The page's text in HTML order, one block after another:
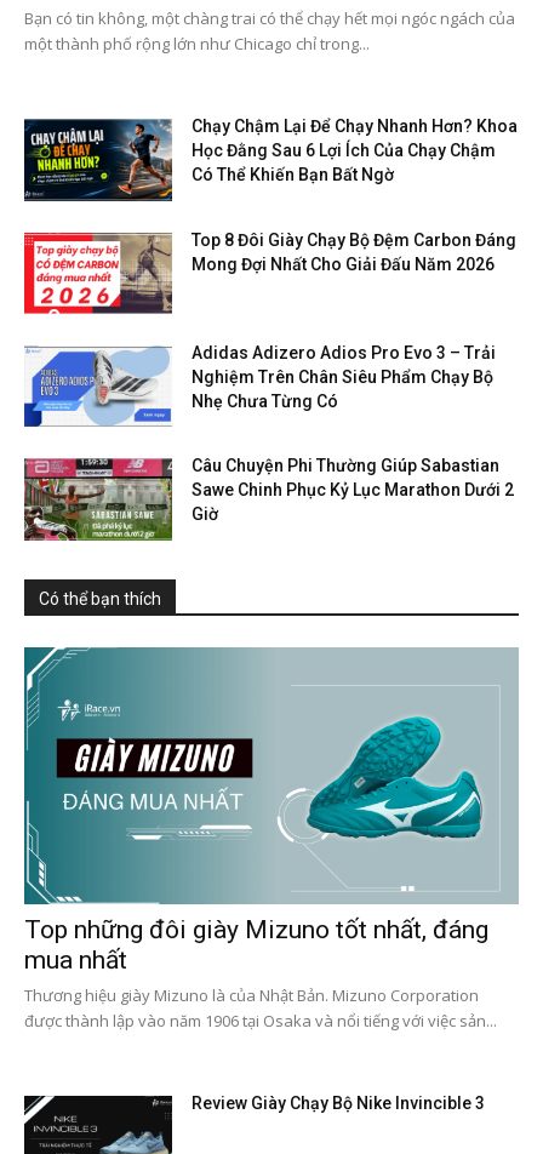
Bạn có tin không, một chàng trai có thể chạy hết mọi ngóc ngách của
một thành phố rộng lớn như Chicago chỉ trong...
Chạy Chậm Lại Để Chạy Nhanh Hơn? Khoa
Học Đằng Sau 6 Lợi Ích Của Chạy Chậm
Có Thể Khiến Bạn Bất Ngờ
Top 8 Đôi Giày Chạy Bộ Đệm Carbon Đáng
Mong Đợi Nhất Cho Giải Đấu Năm 2026
Adidas Adizero Adios Pro Evo 3 – Trải
Nghiệm Trên Chân Siêu Phẩm Chạy Bộ
Nhẹ Chưa Từng Có
Câu Chuyện Phi Thường Giúp Sabastian
Sawe Chinh Phục Kỷ Lục Marathon Dưới 2
Giờ
Có thể bạn thích
Top những đôi giày Mizuno tốt nhất, đáng
mua nhất
Thương hiệu giày Mizuno là của Nhật Bản. Mizuno Corporation
được thành lập vào năm 1906 tại Osaka và nổi tiếng với việc sản...
Review Giày Chạy Bộ Nike Invincible 3